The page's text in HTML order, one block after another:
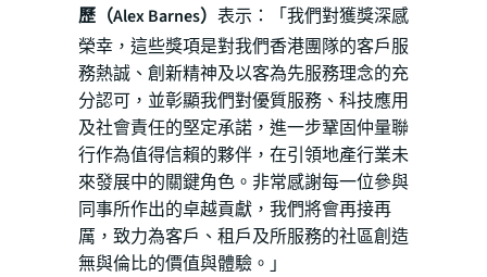
歷（Alex Barnes） 表示：「我們對獲獎深感
榮幸，這些獎項是對我們香港團隊的客戶服
務熱誠、創新精神及以客為先服務理念的充
分認可，並彰顯我們對優質服務、科技應用
及社會責任的堅定承諾，進一步鞏固仲量聯
行作為值得信賴的夥伴，在引領地產行業未
來發展中的關鍵角色。非常感謝每一位參與
同事所作出的卓越貢獻，我們將會再接再
厲，致力為客戶、租戶及所服務的社區創造
無與倫比的價值與體驗。」